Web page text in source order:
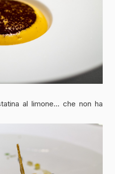
al limone… che non ha